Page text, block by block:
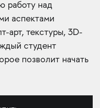
работу над
аспектами
арт, текстуры, 3D-
студент
позволит начать